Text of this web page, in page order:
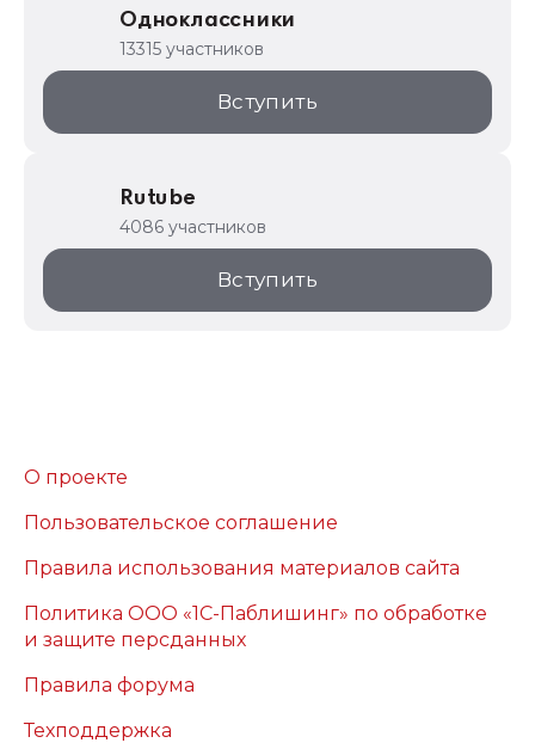
Одноклассники
13315 участников
Вступить
Rutube
4086 участников
Вступить
О проекте
Пользовательское соглашение
Правила использования материалов сайта
Политика ООО «1С-Паблишинг» по обработке
и защите персданных
Правила форума
Техподдержка